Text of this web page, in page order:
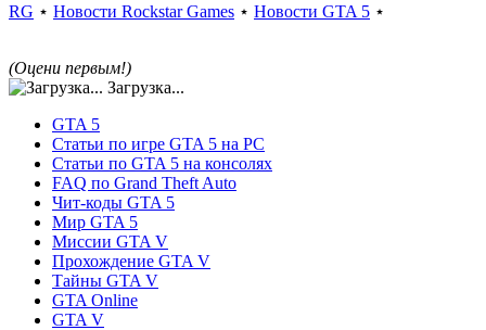
RG ⋆ Новости Rockstar Games ⋆ Новости GTA 5 ⋆
(Оцени первым!)
Загрузка...
GTA 5
Статьи по игре GTA 5 на PC
Статьи по GTA 5 на консолях
FAQ по Grand Theft Auto
Чит-коды GTA 5
Мир GTA 5
Миссии GTA V
Прохождение GTA V
Тайны GTA V
GTA Online
GTA V